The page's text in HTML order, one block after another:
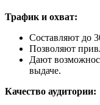
Трафик и охват:
Составляют до
Позволяют
Дают
выдаче.
Качество аудитории: